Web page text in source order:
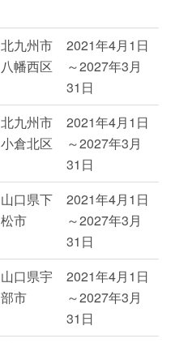
北九州市
八幡西区
2021年4月1日
～2027年3月
31日
北九州市
小倉北区
2021年4月1日
～2027年3月
31日
山口県下
松市
2021年4月1日
～2027年3月
31日
山口県宇
部市
2021年4月1日
～2027年3月
31日